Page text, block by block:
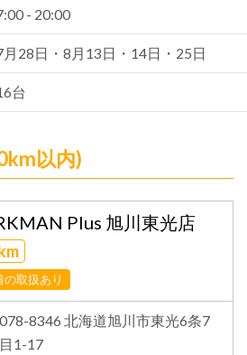
- 20:00
月28日・8月13日・14日・25日
台
以内)
Plus 旭川東光店
の取扱あり
8346 北海道旭川市東光6条7
1-17